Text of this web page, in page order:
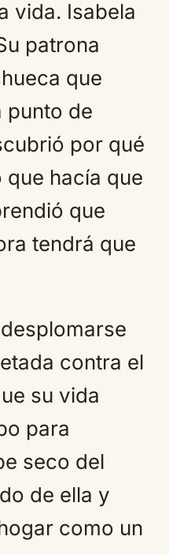
vida. Isabela
patrona
que
punto de
por qué
hacía que
que
tendrá que
contra el
su vida
para
seco del
de ella y
como un